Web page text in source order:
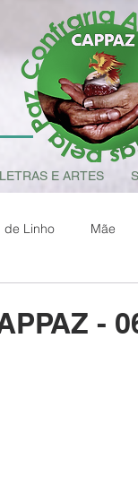
LETRAS E ARTES
de Linho Mãe
-